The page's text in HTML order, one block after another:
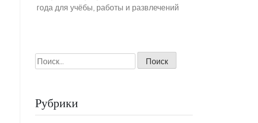
года для учёбы, работы и развлечений
Найти:
Рубрики